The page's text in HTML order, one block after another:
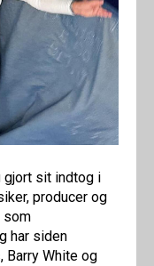
gjort sit indtog i
producer og
som
har siden
Barry White og